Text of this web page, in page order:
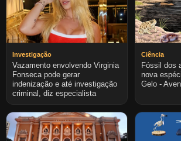
Investigação
Vazamento envolvendo Virginia
Fonseca pode gerar
indenização e até investigação
criminal, diz especialista
Ciência
Fóssil dos
nova
Gelo -